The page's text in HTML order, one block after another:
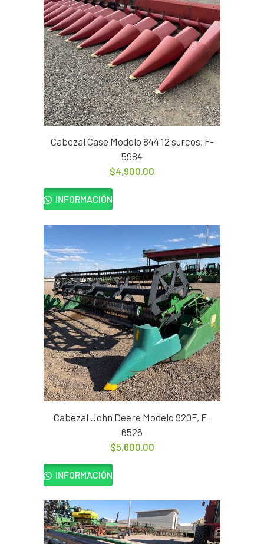
Cabezal Case Modelo 844 12 surcos, F-
5984
$4,900.00
INFORMACIÓN
Cabezal John Deere Modelo 920F, F-
6526
$5,600.00
INFORMACIÓN